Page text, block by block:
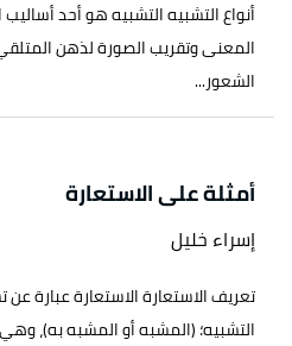
أنواع التشبيه التشبيه هو أحد
المعنى وتقريب الصورة لذهن
الشعور...
أمثلة على الاستعارة
إسراء خليل
تعريف الاستعارة الاستعارة عبارة